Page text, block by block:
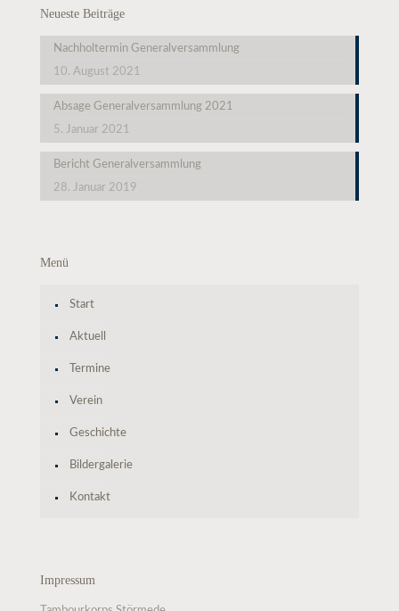
Neueste Beiträge
Nachholtermin Generalversammlung
10. August 2021
Absage Generalversammlung 2021
5. Januar 2021
Bericht Generalversammlung
28. Januar 2019
Menü
Start
Aktuell
Termine
Verein
Geschichte
Bildergalerie
Kontakt
Impressum